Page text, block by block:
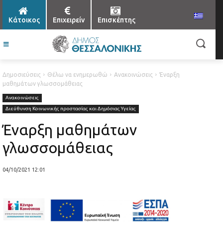
Κάτοικος Επιχειρείν Επισκέπτης
Δημοσιεύσεις Θέλω να ενημερωθώ Ανακοινώσεις
Έναρξη
μαθημάτων γλωσσομάθειας
Ανακοινώσεις
Διεύθυνση Κοινωνικής προστασίας και Δημόσιας Υγείας
Έναρξη μαθημάτων
γλωσσομάθειας
04/10/2021 12:01